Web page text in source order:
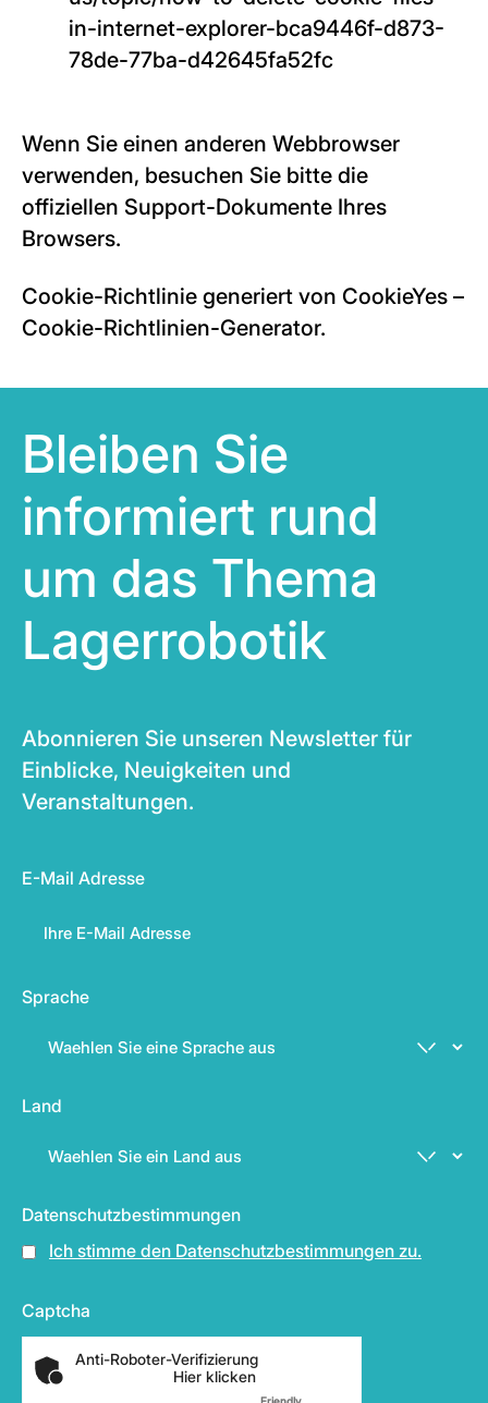
in-internet-explorer-bca9446f-d873-
78de-77ba-d42645fa52fc
Wenn Sie einen anderen Webbrowser
verwenden, besuchen Sie bitte die
offiziellen Support-Dokumente Ihres
Browsers.
Cookie-Richtlinie generiert von CookieYes –
Cookie-Richtlinien-Generator.
Bleiben Sie
informiert rund
um das Thema
Lagerrobotik
Abonnieren Sie unseren Newsletter für
Einblicke, Neuigkeiten und
Veranstaltungen.
E-Mail Adresse
Sprache
Land
Datenschutzbestimmungen
Ich stimme den Datenschutzbestimmungen zu.
Captcha
Anti-Roboter-Verifizierung
Hier klicken